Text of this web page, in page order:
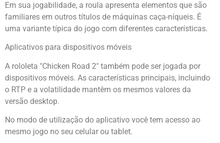
Em sua jogabilidade, a roula apresenta elementos que são
familiares em outros títulos de máquinas caça-níqueis. É
uma variante típica do jogo com diferentes características.
Aplicativos para dispositivos móveis
A rololeta "Chicken Road 2" também pode ser jogada por
dispositivos móveis. As características principais, incluindo
o RTP e a volatilidade mantêm os mesmos valores da
versão desktop.
No modo de utilização do aplicativo você tem acesso ao
mesmo jogo no seu celular ou tablet.